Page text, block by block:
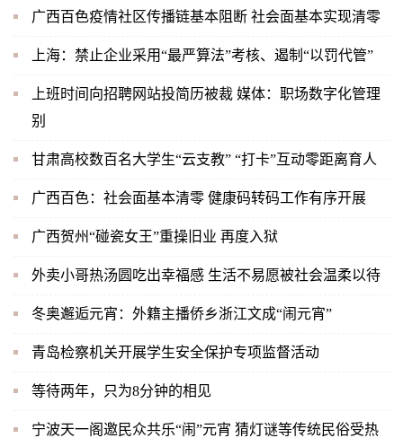
广西百色疫情社区传播链基本阻断 社会面基本实现清零
上海：禁止企业采用“最严算法”考核、遏制“以罚代管”
上班时间向招聘网站投简历被裁 媒体：职场数字化管理
别
甘肃高校数百名大学生“云支教” “打卡”互动零距离育人
广西百色：社会面基本清零 健康码转码工作有序开展
广西贺州“碰瓷女王”重操旧业 再度入狱
外卖小哥热汤圆吃出幸福感 生活不易愿被社会温柔以待
冬奥邂逅元宵：外籍主播侨乡浙江文成“闹元宵”
青岛检察机关开展学生安全保护专项监督活动
等待两年，只为8分钟的相见
宁波天一阁邀民众共乐“闹”元宵 猜灯谜等传统民俗受热